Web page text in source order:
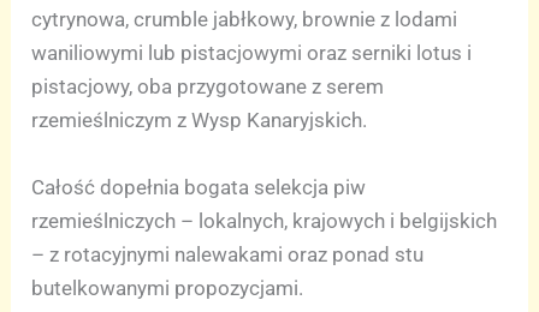
cytrynowa, crumble jabłkowy, brownie z lodami
waniliowymi lub pistacjowymi oraz serniki lotus i
pistacjowy, oba przygotowane z serem
rzemieślniczym z Wysp Kanaryjskich.
Całość dopełnia bogata selekcja piw
rzemieślniczych – lokalnych, krajowych i belgijskich
– z rotacyjnymi nalewakami oraz ponad stu
butelkowanymi propozycjami.